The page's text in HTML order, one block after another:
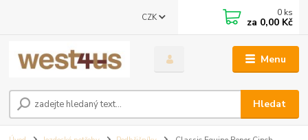
Menu
CZK
Hledat
0 ks
za 0,00 Kč